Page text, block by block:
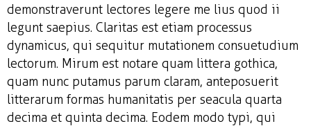
demonstraverunt lectores legere me lius quod ii
legunt saepius. Claritas est etiam processus
dynamicus, qui sequitur mutationem consuetudium
lectorum. Mirum est notare quam littera gothica,
quam nunc putamus parum claram, anteposuerit
litterarum formas humanitatis per seacula quarta
decima et quinta decima. Eodem modo typi, qui